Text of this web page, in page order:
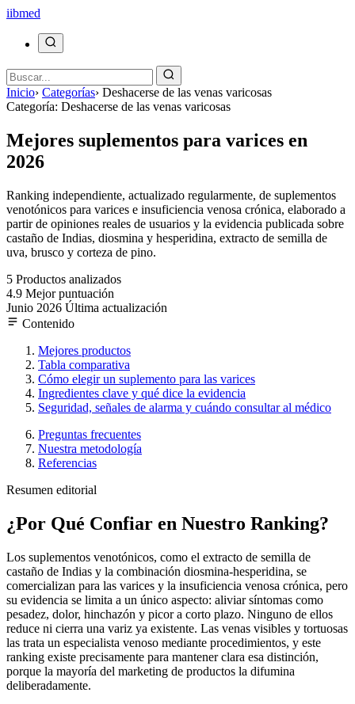
iibmed
Inicio› Categorías› Deshacerse de las venas varicosas
Categoría: Deshacerse de las venas varicosas
Mejores suplementos para varices en
2026
Ranking independiente, actualizado regularmente, de suplementos
venotónicos para varices e insuficiencia venosa crónica, elaborado a
partir de opiniones reales de usuarios y la evidencia publicada sobre
castaño de Indias, diosmina y hesperidina, extracto de semilla de
uva, brusco y corteza de pino.
5 Productos analizados
4.9 Mejor puntuación
Junio 2026 Última actualización
Contenido
Mejores productos
Tabla comparativa
Cómo elegir un suplemento para las varices
Ingredientes clave y qué dice la evidencia
Seguridad, señales de alarma y cuándo consultar al médico
Preguntas frecuentes
Nuestra metodología
Referencias
Resumen editorial
¿Por Qué Confiar en Nuestro Ranking?
Los suplementos venotónicos, como el extracto de semilla de
castaño de Indias y la combinación diosmina-hesperidina, se
comercializan para las varices y la insuficiencia venosa crónica, pero
su evidencia se limita a un único aspecto: aliviar síntomas como
pesadez, dolor, hinchazón y picor a corto plazo. Ninguno de ellos
reduce ni cierra una variz ya existente. Las venas visibles y tortuosas
las trata un especialista venoso mediante procedimientos, y este
ranking existe precisamente para mantener clara esa distinción,
porque la mayoría del marketing de productos la difumina
deliberadamente.